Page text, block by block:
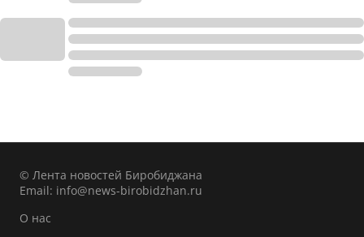
© Лента новостей Биробиджана
Email: info@news-birobidzhan.ru
О нас